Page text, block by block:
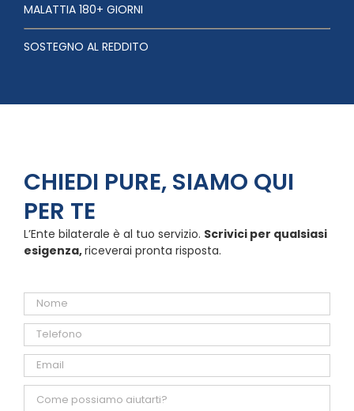
MALATTIA 180+ GIORNI
SOSTEGNO AL REDDITO
CHIEDI PURE, SIAMO QUI
PER TE
L’Ente bilaterale è al tuo servizio. Scrivici per qualsiasi
esigenza,riceverai pronta risposta.